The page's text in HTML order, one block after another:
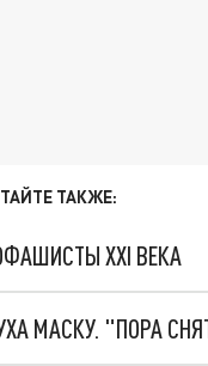
ТАКЖЕ:
XXI ВЕКА
МАСКУ. "ПОРА